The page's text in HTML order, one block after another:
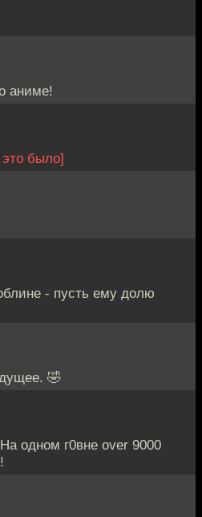
аниме!
это было]
- пусть ему долю
🤣
одном г0вне over 9000